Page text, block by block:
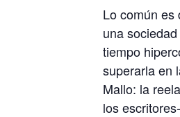
Lo común es
una
tiempo
superarla en
Mallo: la
los